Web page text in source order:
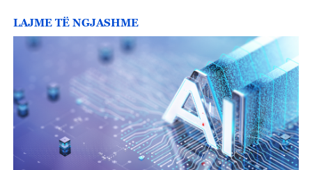
LAJME TË NGJASHME